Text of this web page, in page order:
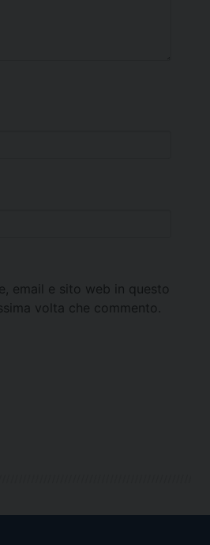
email e sito web in questo
volta che commento.